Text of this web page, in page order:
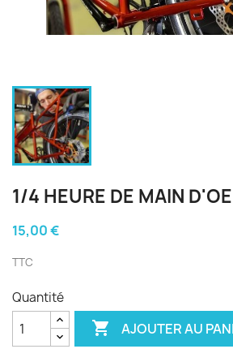
1/4 HEURE DE MAIN
15,00 €
TTC
Quantité
 AJOUTER AU